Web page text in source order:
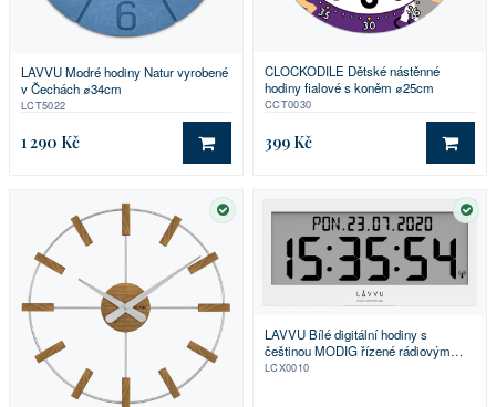
LAVVU Modré hodiny Natur vyrobené
v Čechách ⌀34cm
LCT5022
1 290 Kč DO KOŠÍKU
CLOCKODILE Dětské nástěnné
hodiny fialové s koněm ⌀25cm
CCT0030
399 Kč DO
SKLADEM
LAVVU Bílé digitální hodiny s
češtinou MODIG řízené rádiovým
signálem
LCX0010